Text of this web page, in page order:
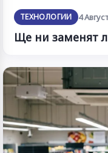
ТЕХНОЛОГИИ 4
Ще ни заменят